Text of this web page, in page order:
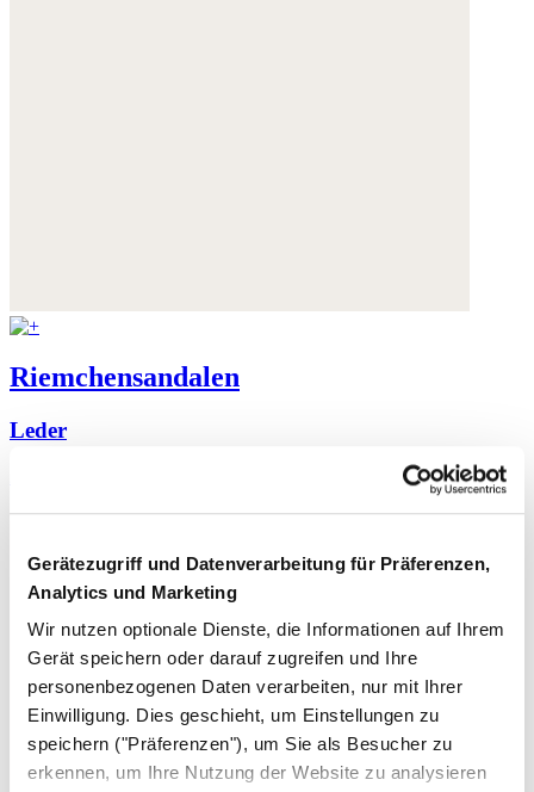
Gerätezugriff und Datenverarbeitung für Präferenzen,
Analytics und Marketing
Wir nutzen optionale Dienste, die Informationen auf Ihrem
Gerät speichern oder darauf zugreifen und Ihre
personenbezogenen Daten verarbeiten, nur mit Ihrer
Einwilligung. Dies geschieht, um Einstellungen zu
speichern ("Präferenzen"), um Sie als Besucher zu
erkennen, um Ihre Nutzung der Website zu analysieren
Riemchensandalen
Leder